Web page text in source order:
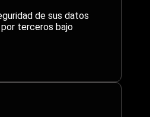
de sus datos
terceros bajo